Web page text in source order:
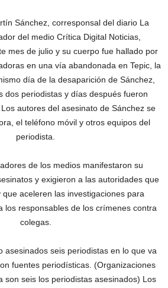
Sánchez, corresponsal del diario La
del medio Crítica Digital Noticias,
mes de julio y su cuerpo fue hallado por
en una vía abandonada en Tepic, la
día de la desaparición de Sánchez,
dos periodistas y días después fueron
autores del asesinato de Sánchez se
el teléfono móvil y otros equipos del
periodista.
de los medios manifestaron su
y exigieron a las autoridades que
aceleren las investigaciones para
los responsables de los crímenes contra
colegas.
asesinados seis periodistas en lo que va
fuentes periodísticas. (Organizaciones
son seis los periodistas asesinados) Los